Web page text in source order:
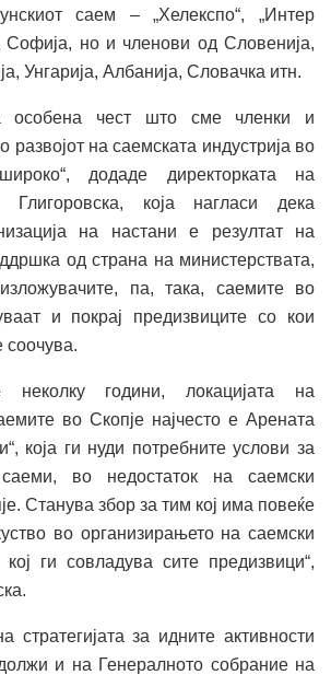
саем – „Хелекспо“, „Интер
Софија, но и членови од Словенија,
Унгарија, Албанија, Словачка итн.
особена чест што сме членки и
развојот на саемската индустрија во
додаде директорката на
Глигоровска, која нагласи дека
на настани е резултат на
од страна на министерствата,
па, така, саемите во
и покрај предизвиците со кои
соочува.
неколку години, локацијата на
во Скопје најчесто е Арената
која ги нуди потребните услови за
во недостаток на саемски
Станува збор за тим кој има повеќе
во организирањето на саемски
ги совладува сите предизвици“,
стратегијата за идните активности
и на Генералното собрание на